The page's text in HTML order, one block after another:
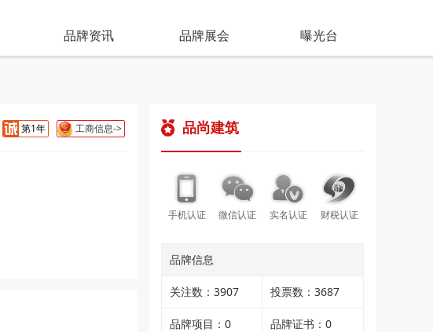
品牌资讯 品牌展会 曝光台
第1年 工商信息-> 品尚建筑
手机认证 微信认证 实名认证 财税认证
品牌信息
关注数：3907 投票数：3687
品牌项目：0 品牌证书：0